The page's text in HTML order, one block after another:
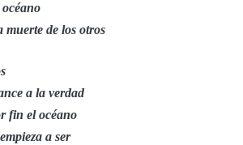
muerte de los otros
a la verdad
fin el océano
a ser